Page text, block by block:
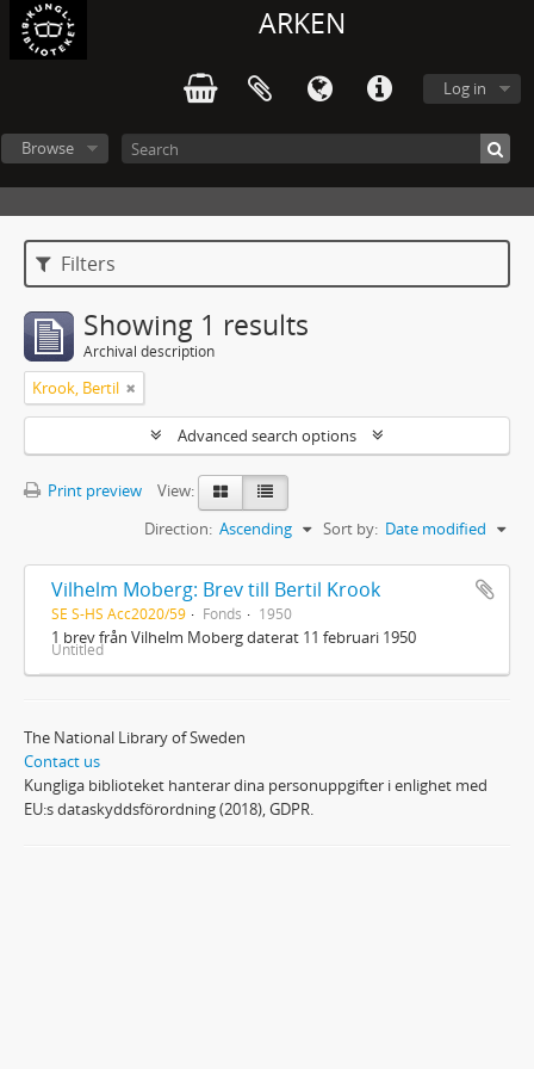
ARKEN
Log in
Browse
Filters
Showing 1 results
Archival description
Krook, Bertil
Advanced search options
Print preview
View:
Sort by: Date modified
Direction: Ascending
Vilhelm Moberg: Brev till Bertil Krook
SE S-HS Acc2020/59 Fonds 1950
1 brev från Vilhelm Moberg daterat 11 februari 1950
Untitled
The National Library of Sweden
Contact us
Kungliga biblioteket hanterar dina personuppgifter i enlighet med
EU:s dataskyddsförordning (2018), GDPR.